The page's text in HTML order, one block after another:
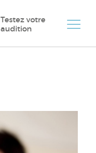
Testez votre
audition